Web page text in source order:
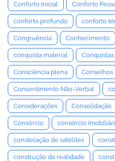
Conforto Inicial Conforto
conforto profundo conforto
Congruência Conhecimento
conquista material Conquistas
Consciência plena Conselhos
Consentimento Não-Verbal
Considerações Consolidação
Consórcio consórcio
constelação de satélites
construção da realidade